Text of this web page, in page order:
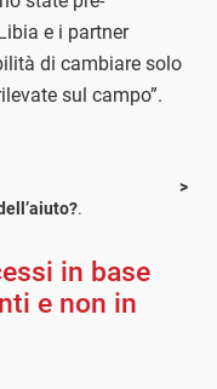
e i partner
di cambiare solo
sul campo”.
.
in base
e non in